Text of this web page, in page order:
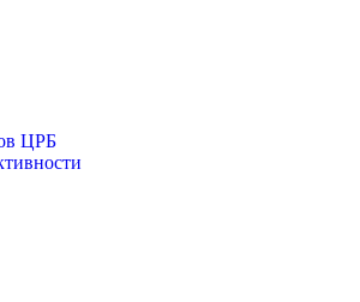
ЦРБ